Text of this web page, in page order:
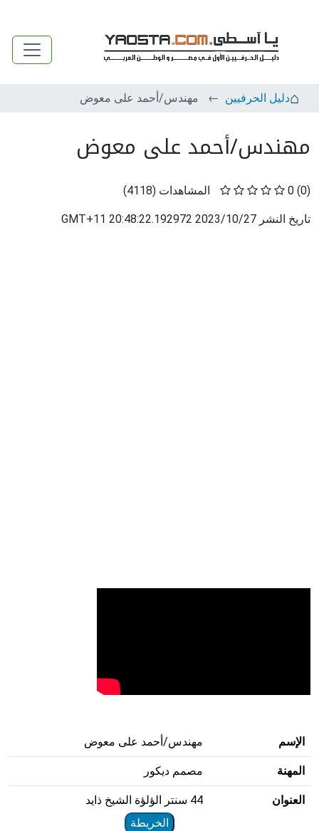
دليل الحرفيين مهندس/أحمد على معوض
مهندس/أحمد على معوض
(0)
0 المشاهدات (
4118
)
تاريخ النشر 2023/10/27 20:48:22.192972 GMT+11
الإسم مهندس/أحمد على معوض
المهنة مصمم ديكور
العنوان
44 سنتر الؤلؤة الشيخ ذايد
الخريطة